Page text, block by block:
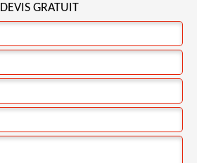
DEVIS GRATUIT